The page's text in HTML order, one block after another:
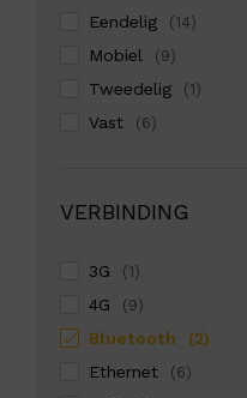
Eendelig (14)
Mobiel (9)
Tweedelig (1)
Vast (6)
VERBINDING
3G (1)
4G (9)
Bluetooth (2)
Ethernet (6)